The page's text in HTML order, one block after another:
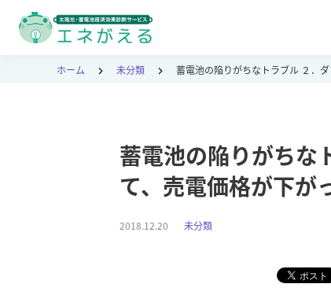
ホーム 未分類 蓄電池の陥りがちなトラブル ２．
蓄電池の陥りがちな
て、売電価格が下が
未分類
2018.12.20